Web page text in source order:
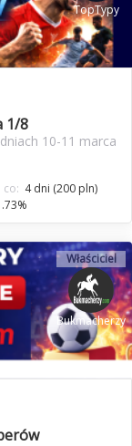
TopTypy
1/8
10-11 marca
co: 4 dni (200 pln)
Właściciel
Bukmacherzy